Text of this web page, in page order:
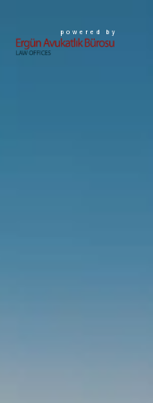
powered by